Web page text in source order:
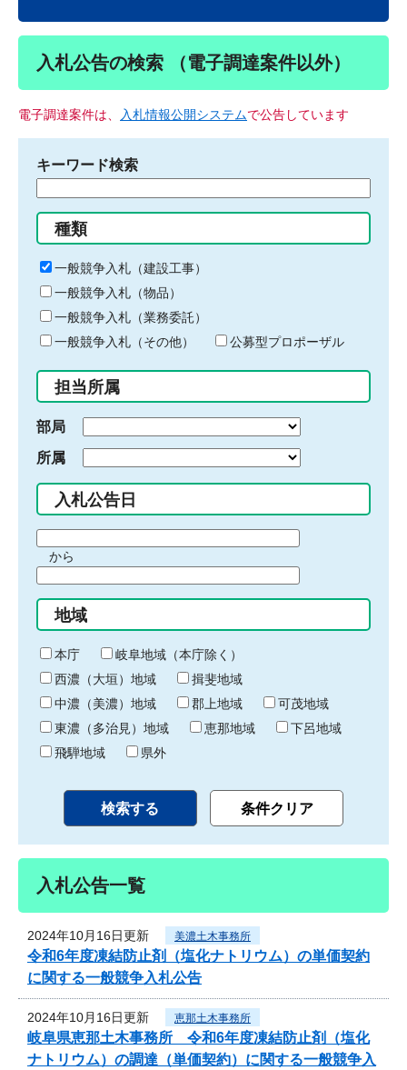
入札公告の検索 （電子調達案件以外）
電子調達案件は、 入札情報公開システムで公告しています
キーワード検索
る
キ
ー
ワ
ー
ド
入
力
種類
一般競争入札（建設工事）
一般競争入札（物品）
一般競争入札（業務委託）
一般競争入札（その他）
公募型プロポーザル
担当所属
部局
所属
入札公告日
間
始
り
から
間
終
わ
り
地域
本庁
岐阜地域（本庁除く）
西濃（大垣）地域
揖斐地域
中濃（美濃）地域
郡上地域
可茂地域
東濃（多治見）地域
恵那地域
下呂地域
飛騨地域
県外
入札公告一覧
2024年10月16日更新 美濃土木事務所
令和6年度凍結防止剤（塩化ナトリウム）の単価契約
に関する一般競争入札公告
2024年10月16日更新 恵那土木事務所
岐阜県恵那土木事務所 令和6年度凍結防止剤（塩化
ナトリウム）の調達（単価契約）に関する一般競争入